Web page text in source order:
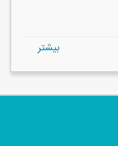
بيشتر